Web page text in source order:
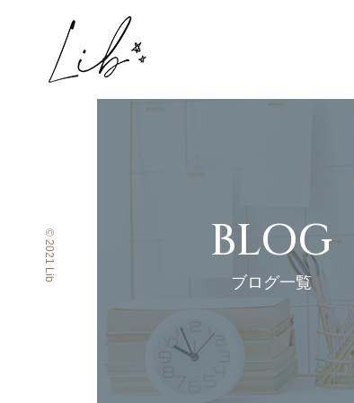
© 2021 Lib BLOG
ブログ一覧